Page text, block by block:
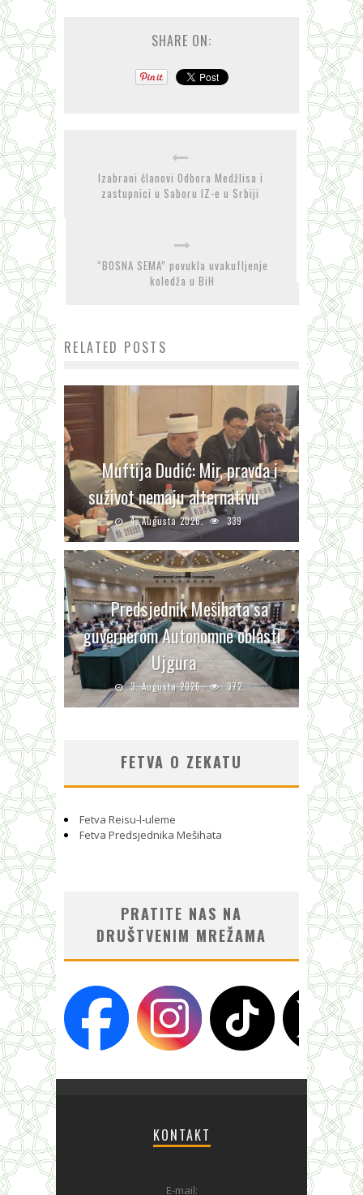
SHARE ON:
Izabrani članovi Odbora Medžlisa i
zastupnici u Saboru IZ-e u Srbiji
“BOSNA SEMA” povukla uvakufljenje
koledža u BiH
RELATED POSTS
Muftija Dudić: Mir, pravda i
suživot nemaju alternativu
4. Augusta 2026. 339
Predsjednik Mešihata sa
guvernerom Autonomne oblasti
Ujgura
3. Augusta 2026. 372
FETVA O ZEKATU
Fetva Reisu-l-uleme
Fetva Predsjednika Mešihata
PRATITE NAS NA
DRUŠTVENIM MREŽAMA
KONTAKT
E-mail: